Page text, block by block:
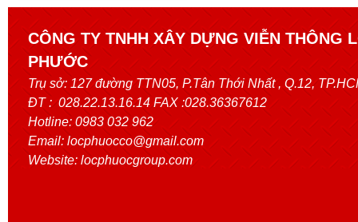
CÔNG TY TNHH XÂY DỰNG VIỄN THÔNG
PHƯỚC
Trụ sở: 127 đường TTN05, P.Tân Thới Nhất, Q.12,
ĐT : 028.22.13.16.14 FAX :028.36367612
Hotline: 0983 032 962
Email: locphuocco@gmail.com
Website: locphuocgroup.com